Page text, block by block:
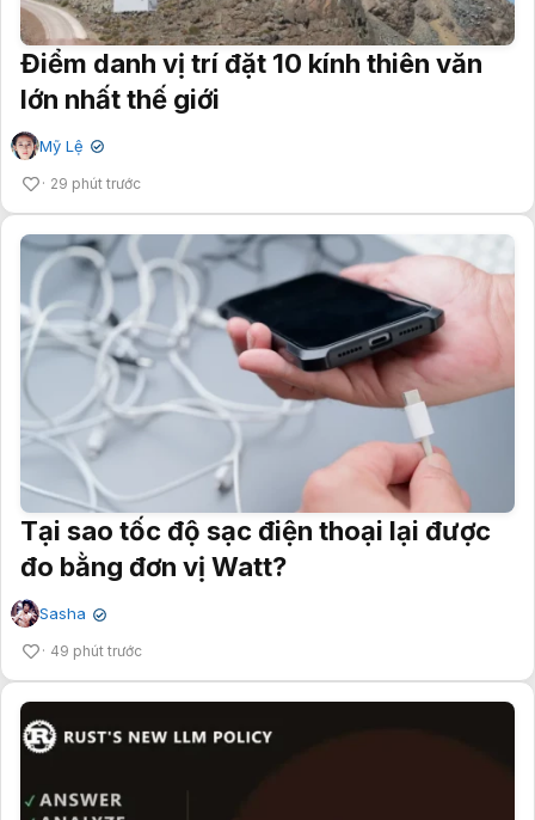
Điểm danh vị trí đặt 10 kính thiên văn
lớn nhất thế giới
Mỹ Lệ ✔
29 phút trước
Tại sao tốc độ sạc điện thoại lại được
đo bằng đơn vị Watt?
Sasha ✔
49 phút trước